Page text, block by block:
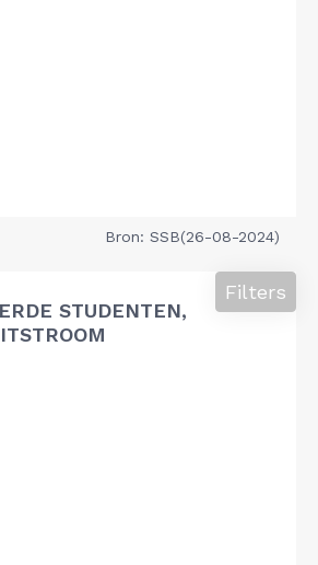
Bron: SSB(26-08-2024)
STUDENTEN,
Filters